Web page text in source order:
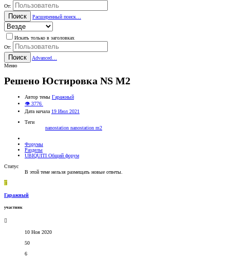
От:
Поиск Расширенный поиск…
Искать только в заголовках
От:
Поиск
Advanced…
Меню
Решено Юстировка NS M2
Автор темы Гаражный
👁 3776
Дата начала 19 Июл 2021
Теги
nanostation nanostation m2
Форумы
Разделы
UBIQUITI Общий форум
Статус
В этой теме нельзя размещать новые ответы.
Г
Гаражный
участник
10 Ноя 2020
50
6